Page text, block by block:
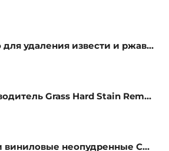
Средство для удаления извести и ржавчины Grass Gloss-Gel, 500мл
Пятновыводитель Grass Hard Stain Remover, 600мл
Перчатки виниловые неопудренные CTP-BS, размер S